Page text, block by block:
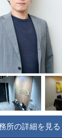
所の詳細を見る